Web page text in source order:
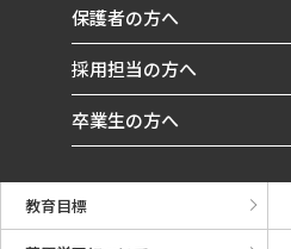
保護者の方へ
採用担当の方へ
卒業生の方へ
教育目標